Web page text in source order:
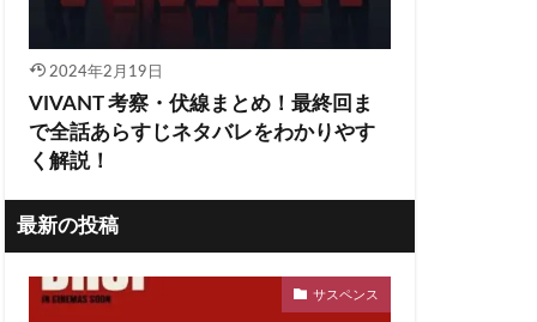
2024年2月19日
VIVANT 考察・伏線まとめ！最終回ま
で全話あらすじネタバレをわかりやす
く解説！
最新の投稿
サスペンス